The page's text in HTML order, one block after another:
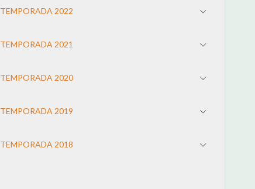
TEMPORADA 2022
TEMPORADA 2021
TEMPORADA 2020
TEMPORADA 2019
TEMPORADA 2018